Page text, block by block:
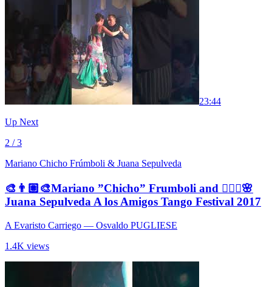
23:44
Up Next
2 / 3
Mariano Chicho Frúmboli & Juana Sepulveda
🎨👨🏽‍🎨Mariano ”Chicho” Frumboli and 🧚🏼‍♀️🌸
Juana Sepulveda A los Amigos Tango Festival 2017
A Evaristo Carriego — Osvaldo PUGLIESE
1.4K views